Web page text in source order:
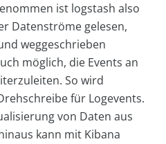
ist logstash also
Datenströme gelesen,
weggeschrieben
möglich, die Events an
So wird
für Logevents.
von Daten aus
kann mit Kibana